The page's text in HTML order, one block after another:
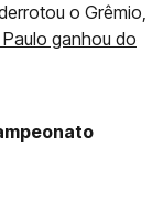
o Grêmio,
ganhou do